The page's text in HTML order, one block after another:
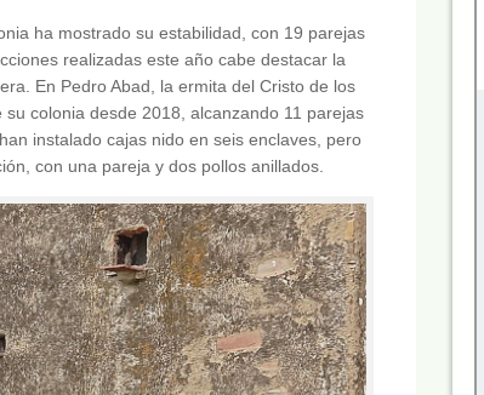
ha mostrado su estabilidad, con 19 parejas
realizadas este año cabe destacar la
En Pedro Abad, la ermita del Cristo de los
colonia desde 2018, alcanzando 11 parejas
instalado cajas nido en seis enclaves, pero
con una pareja y dos pollos anillados.